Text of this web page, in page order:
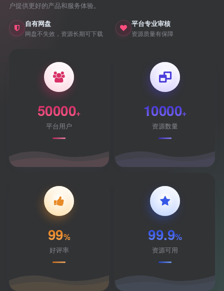
户提供更好的产品和服务体验。
自有网盘
网盘不失效，资源长期可下载
平台专业审核
资源质量有保障
50000+
平台用户
10000+
资源数量
99%
好评率
99.9%
资源可用